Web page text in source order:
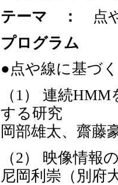
テーマ ：
点
プログラム 1件
●点や線に基づ
（1） 連続
する研究
岡部雄太、齋藤
（2） 映像情報
尼岡利崇（別府